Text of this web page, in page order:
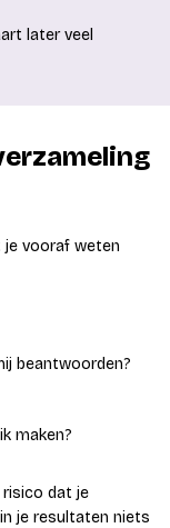
later veel
je vooraf weten
beantwoorden?
maken?
dat je
je resultaten niets